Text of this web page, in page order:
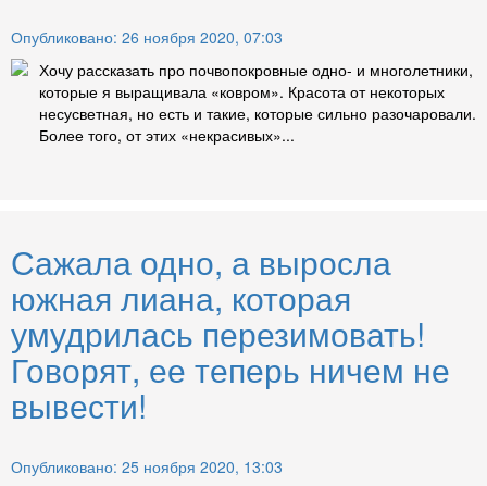
Опубликовано: 26 ноября 2020, 07:03
Хочу рассказать про почвопокровные одно- и многолетники,
которые я выращивала «ковром». Красота от некоторых
несусветная, но есть и такие, которые сильно разочаровали.
Более того, от этих «некрасивых»...
Сажала одно, а выросла
южная лиана, которая
умудрилась перезимовать!
Говорят, ее теперь ничем не
вывести!
Опубликовано: 25 ноября 2020, 13:03